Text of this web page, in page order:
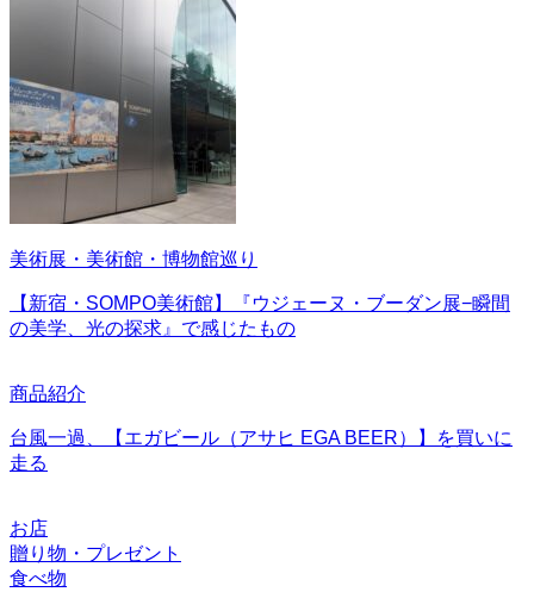
美術展・美術館・博物館巡り
【新宿・SOMPO美術館】『ウジェーヌ・ブーダン展−瞬間
の美学、光の探求』で感じたもの
商品紹介
台風一過、【エガビール（アサヒ EGA BEER）】を買いに
走る
お店
贈り物・プレゼント
食べ物